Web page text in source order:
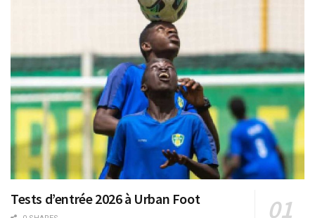
Tests d’entrée 2026 à Urban Foot